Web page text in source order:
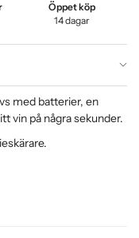
Öppet köp
14 dagar
med batterier, en
vin på några sekunder.